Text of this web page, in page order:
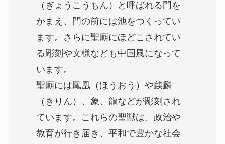
（ぎょうこうもん）と呼ばれる門を
かまえ、門の前には池をつくってい
ます。さらに聖廟にほどこされてい
る彫刻や文様なども中国風になって
います。
聖廟には鳳凰（ほうおう）や麒麟
（きりん）、象、龍などが彫刻され
ています。これらの聖獣は、政治や
教育が行き届き、平和で豊かな社会